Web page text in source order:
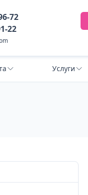
72
22
Услуги